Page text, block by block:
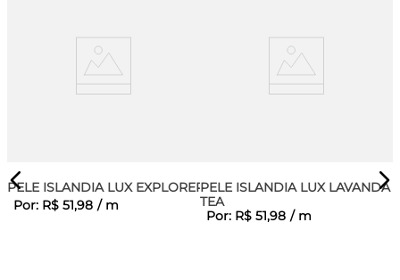
PELE ISLANDIA LUX EXPLORER
Por: R$ 51,98 / m
PELE ISLANDIA LUX LAVANDA
TEA
Por: R$ 51,98 / m